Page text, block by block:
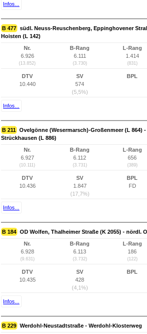
Infos...
B 477 südl. Neuss-Reuschenberg, Eppinghovener
Hoisten (L 142)
Nr.
6.926
(13.852)
B-Rang
6.111
(3.730)
L-Rang
1.414
(831)
DTV
10.440
SV
574
(5,5%)
BPL
Infos...
B 211 Ovelgönne (Wesermarsch)-Großenmeer (L 864)
Strückhausen (L 886)
Nr.
6.927
(10.111)
B-Rang
6.112
(3.731)
L-Rang
656
(389)
DTV
10.436
SV
1.847
(17,7%)
BPL
FD
Infos...
B 184 OD Wolfen, Thalheimer Straße (K 2055) - nördl.
Nr.
6.928
(9.631)
B-Rang
6.113
(3.732)
L-Rang
186
(122)
DTV
10.435
SV
428
(4,1%)
BPL
Infos...
B 229 Werdohl-Neustadtstraße - Werdohl-Klosterweg